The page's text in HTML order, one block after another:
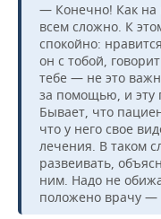
— Конечно! Как на
всем сложно. К
спокойно:
он с тобой,
тебе — не это
за помощью, и эту
Бывает, что
что у него свое
лечения. В таком
развеивать,
ним. Надо не
положено врачу —